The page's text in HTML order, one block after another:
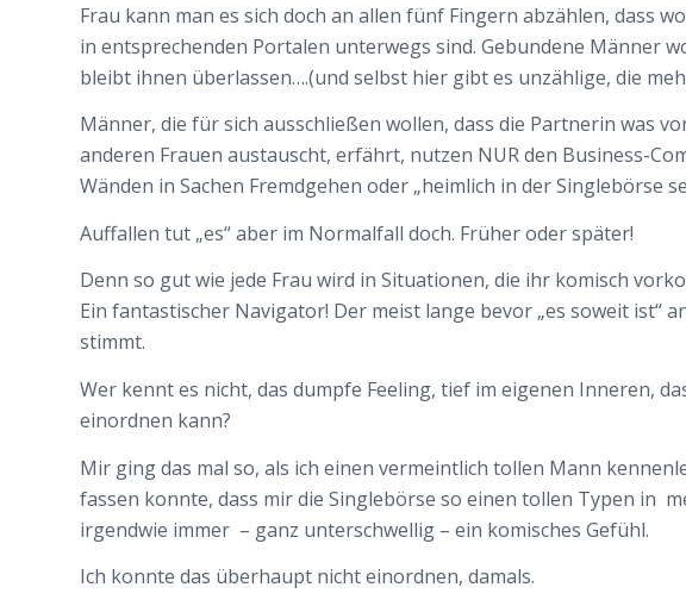
Frau kann man es sich doch an allen fünf Fingern abzählen, dass
in entsprechenden Portalen unterwegs sind. Gebundene Männer
bleibt ihnen überlassen….(und selbst hier gibt es unzählige, die
Männer, die für sich ausschließen wollen, dass die Partnerin was
anderen Frauen austauscht, erfährt, nutzen NUR den Business-
Wänden in Sachen Fremdgehen oder „heimlich in der Singlebörse
Auffallen tut „es“ aber im Normalfall doch. Früher oder später!
Denn so gut wie jede Frau wird in Situationen, die ihr komisch
Ein fantastischer Navigator! Der meist lange bevor „es soweit ist“
stimmt.
Wer kennt es nicht, das dumpfe Feeling, tief im eigenen Inneren,
einordnen kann?
Mir ging das mal so, als ich einen vermeintlich tollen Mann
fassen konnte, dass mir die Singlebörse so einen tollen Typen in
irgendwie immer – ganz unterschwellig – ein komisches Gefühl.
Ich konnte das überhaupt nicht einordnen, damals.